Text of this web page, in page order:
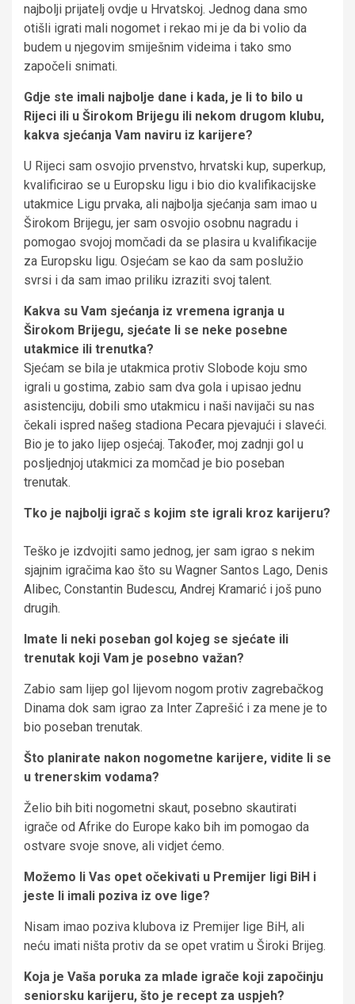
najbolji prijatelj ovdje u Hrvatskoj. Jednog dana smo
otišli igrati mali nogomet i rekao mi je da bi volio da
budem u njegovim smiješnim videima i tako smo
započeli snimati.
Gdje ste imali najbolje dane i kada, je li to bilo u
Rijeci ili u Širokom Brijegu ili nekom drugom klubu,
kakva sjećanja Vam naviru iz karijere?
U Rijeci sam osvojio prvenstvo, hrvatski kup, superkup,
kvalificirao se u Europsku ligu i bio dio kvalifikacijske
utakmice Ligu prvaka, ali najbolja sjećanja sam imao u
Širokom Brijegu, jer sam osvojio osobnu nagradu i
pomogao svojoj momčadi da se plasira u kvalifikacije
za Europsku ligu. Osjećam se kao da sam poslužio
svrsi i da sam imao priliku izraziti svoj talent.
Kakva su Vam sjećanja iz vremena igranja u
Širokom Brijegu, sjećate li se neke posebne
utakmice ili trenutka?
Sjećam se bila je utakmica protiv Slobode koju smo
igrali u gostima, zabio sam dva gola i upisao jednu
asistenciju, dobili smo utakmicu i naši navijači su nas
čekali ispred našeg stadiona Pecara pjevajući i slaveći.
Bio je to jako lijep osjećaj. Također, moj zadnji gol u
posljednjoj utakmici za momčad je bio poseban
trenutak.
Tko je najbolji igrač s kojim ste igrali kroz karijeru?
Teško je izdvojiti samo jednog, jer sam igrao s nekim
sjajnim igračima kao što su Wagner Santos Lago, Denis
Alibec, Constantin Budescu, Andrej Kramarić i još puno
drugih.
Imate li neki poseban gol kojeg se sjećate ili
trenutak koji Vam je posebno važan?
Zabio sam lijep gol lijevom nogom protiv zagrebačkog
Dinama dok sam igrao za Inter Zaprešić i za mene je to
bio poseban trenutak.
Što planirate nakon nogometne karijere, vidite li se
u trenerskim vodama?
Želio bih biti nogometni skaut, posebno skautirati
igrače od Afrike do Europe kako bih im pomogao da
ostvare svoje snove, ali vidjet ćemo.
Možemo li Vas opet očekivati u Premijer ligi BiH i
jeste li imali poziva iz ove lige?
Nisam imao poziva klubova iz Premijer lige BiH, ali
neću imati ništa protiv da se opet vratim u Široki Brijeg.
Koja je Vaša poruka za mlade igrače koji započinju
seniorsku karijeru, što je recept za uspjeh?